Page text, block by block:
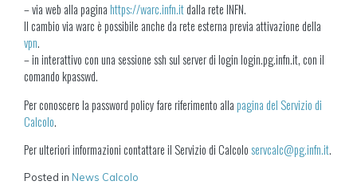
– via web alla paginahttps://warc.infn.itdalla rete INFN.
Il cambio via warc è possibile anche da rete esterna previa attivazione della
vpn.
– in interattivo con una sessione ssh sul server di login login.pg.infn.it, con il
comando kpasswd.
Per conoscere la password policy fare riferimento allapagina del Servizio di
Calcolo.
Per ulteriori informazioni contattare il Servizio di Calcoloservcalc@pg.infn.it.
Posted in News Calcolo